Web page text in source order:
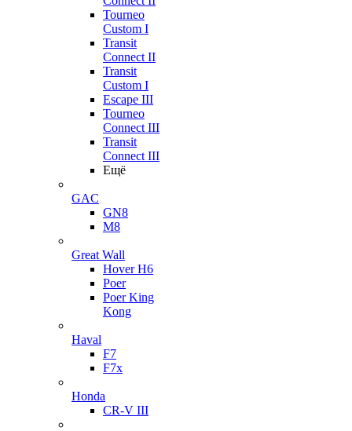
Tourneo
Custom I
Transit
Connect II
Transit
Custom I
Escape III
Tourneo
Connect III
Transit
Connect III
Ещё
GAC
GN8
M8
Great Wall
Hover H6
Poer
Poer King
Kong
Haval
F7
F7x
Honda
CR-V III